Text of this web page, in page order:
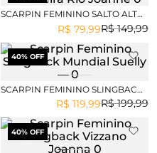
SCARPIN FEMININO SALTO ALTO
BEIRA RIO JOANNE
R$ 149,99
R$ 79,99
40% OFF
SCARPIN FEMININO SLINGBACK
MUNDIAL SUELLY
R$ 199,99
R$ 119,99
40% OFF